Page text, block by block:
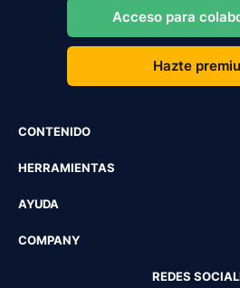
Acceso para
Hazte
CONTENIDO
HERRAMIENTAS
AYUDA
COMPANY
REDES